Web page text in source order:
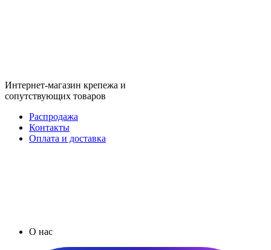
Интернет-магазин крепежа и
сопутствующих товаров
Распродажа
Контакты
Оплата и доставка
О нас